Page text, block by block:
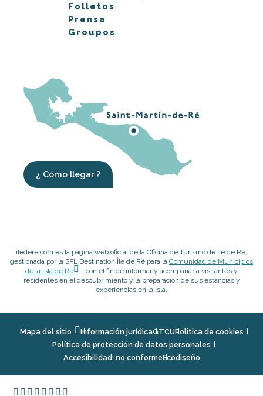
Folletos
Prensa
Groupos
¿ Cómo llegar ?
iledere.com es la página web oficial de la Oficina de Turismo de Ile de Ré,
gestionada por la SPL Destination Île de Ré para la Comunidad de Municipios
de la Isla de Ré
, con el fin de informar y acompañar a visitantes y
residentes en el descubrimiento y la preparación de sus estancias y
experiencias en la isla.
Mapa del sitio Información jurídicaGTCUPolitica de cookies
Política de protección de datos personales
Accesibilidad: no conformeEcodiseño